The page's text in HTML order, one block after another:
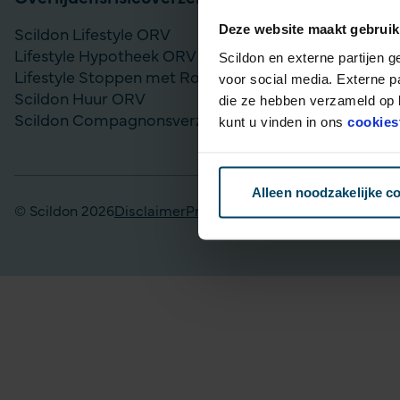
Deze website maakt
Scildon en externe partijen
voor social media. Externe
die ze hebben verzameld
kunt u vinden in ons
Alleen noodzakelijke
Scildon Lifestyle ORV
Lifestyle Hypotheek ORV
Lifestyle Stoppen met Roken ORV
Scildon Huur ORV
Scildon Compagnonsverzekering
Vergelijk
Gouden
Lijfrente
Particulier
Scildon
© Scildon 2026Disclaimer Privacy statement